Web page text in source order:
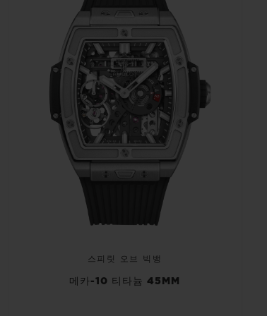
스피릿 오브 빅뱅
메카-10 티타늄 45MM